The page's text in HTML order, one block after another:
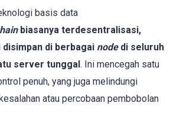
basis data
biasanya terdesentralisasi,
di berbagai nodedi seluruh
server tunggal. Ini mencegah satu
penuh, yang juga melindungi
atau percobaan pembobolan